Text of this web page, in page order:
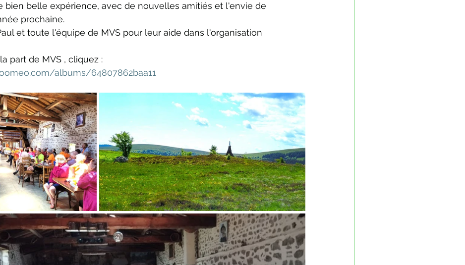
bien belle expérience, avec de nouvelles amitiés et l'envie de
prochaine.
et toute l'équipe de MVS pour leur aide dans l'organisation
part de MVS , cliquez :
albums/64807862baa11